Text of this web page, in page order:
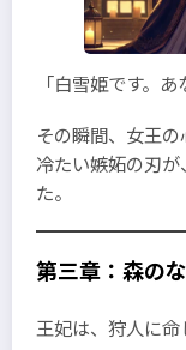
「白雪姫です。
その瞬間、女王の
冷たい嫉妬の刃
た。
第三章：森の
王妃は、狩人に命